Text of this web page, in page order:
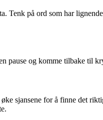
Tenk på ord som har
og komme tilbake til
sjansene for å finne det